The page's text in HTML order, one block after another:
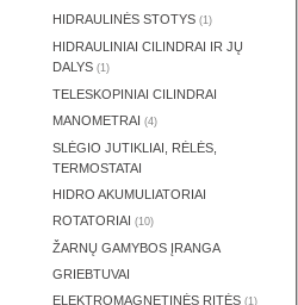
HIDRAULINĖS STOTYS (1)
HIDRAULINIAI CILINDRAI IR JŲ
DALYS (1)
TELESKOPINIAI CILINDRAI
MANOMETRAI (4)
SLĖGIO JUTIKLIAI, RĖLĖS,
TERMOSTATAI
HIDRO AKUMULIATORIAI
ROTATORIAI (10)
ŽARNŲ GAMYBOS ĮRANGA
GRIEBTUVAI
ELEKTROMAGNETINĖS RITĖS (1)